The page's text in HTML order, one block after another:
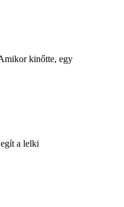
kinőtte, egy
a lelki